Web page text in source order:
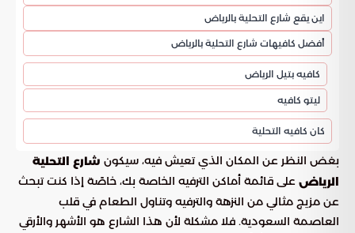
اين يقع شارع التحلية بالرياض
أفضل كافيهات شارع التحلية بالرياض
كافيه بتيل الرياض
ليتو كافيه
كان كافيه التحلية
بغض النظر عن المكان الذي تعيش فيه، سيكون شارع التحلية
الرياض على قائمة أماكن الترفيه الخاصة بك، خاصًة إذا كنت تبحث
عن مزيج مثالي من النزهة والترفيه وتناول الطعام في قلب
العاصمة السعودية. فلا مشكلة لأن هذا الشارع هو الأشهر والأرقي